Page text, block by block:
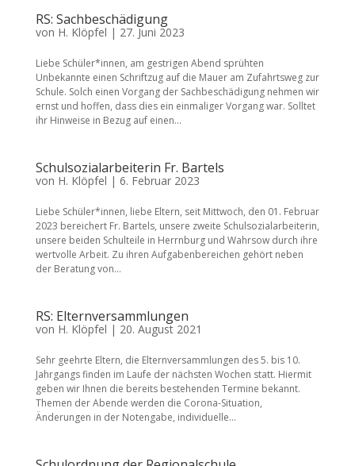
RS: Sachbeschädigung
von H. Klöpfel | 27. Juni 2023
Liebe Schüler*innen, am gestrigen Abend sprühten
Unbekannte einen Schriftzug auf die Mauer am Zufahrtsweg zur
Schule. Solch einen Vorgang der Sachbeschädigung nehmen wir
ernst und hoffen, dass dies ein einmaliger Vorgang war. Solltet
ihr Hinweise in Bezug auf einen...
Schulsozialarbeiterin Fr. Bartels
von H. Klöpfel | 6. Februar 2023
Liebe Schüler*innen, liebe Eltern, seit Mittwoch, den 01. Februar
2023 bereichert Fr. Bartels, unsere zweite Schulsozialarbeiterin,
unsere beiden Schulteile in Herrnburg und Wahrsow durch ihre
wertvolle Arbeit. Zu ihren Aufgabenbereichen gehört neben
der Beratung von...
RS: Elternversammlungen
von H. Klöpfel | 20. August 2021
Sehr geehrte Eltern, die Elternversammlungen des 5. bis 10.
Jahrgangs finden im Laufe der nächsten Wochen statt. Hiermit
geben wir Ihnen die bereits bestehenden Termine bekannt.
Themen der Abende werden die Corona-Situation,
Änderungen in der Notengabe, individuelle...